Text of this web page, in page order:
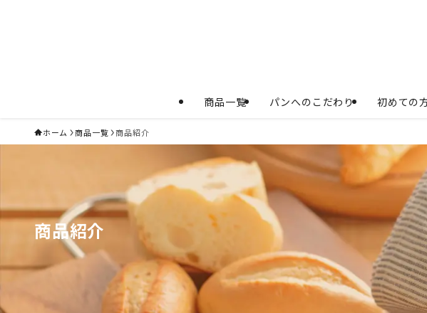
商品一覧 パンへのこだわり 初めての
ホーム 商品一覧 商品紹介
商品紹介